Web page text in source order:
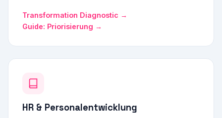
Transformation Diagnostic →
Guide: Priorisierung →
HR & Personalentwicklung